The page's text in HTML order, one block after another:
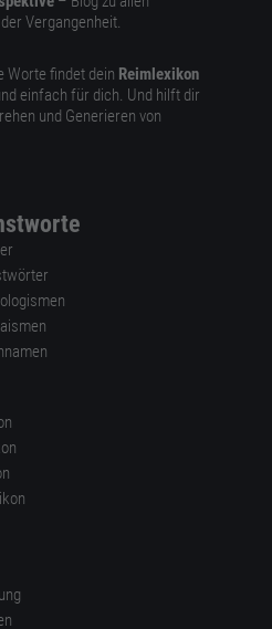
Vergangenheit.
Worte findet dein Reimlexikon
einfach für dich. Und hilft dir
und Generieren von